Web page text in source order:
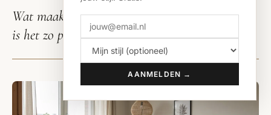
Kussenhoes Ayda Dusty
berry 50x50cm
HOUSE DOCTOR
Kussenhoes Pilu oranje
40x60cm
€50
AANMELDEN →